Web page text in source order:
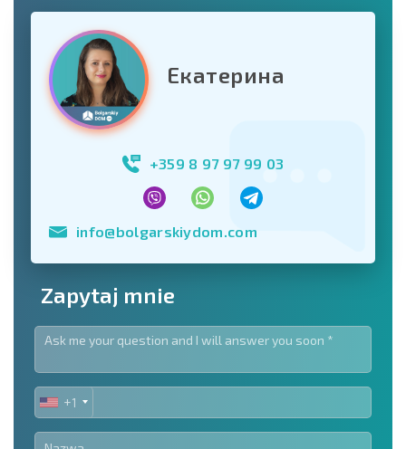
Екатерина
+359 8 97 97 99 03
info@bolgarskiydom.com
Zapytaj mnie
UNITED
STATES
+1
+1